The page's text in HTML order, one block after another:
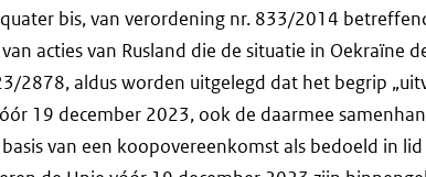
bis, van verordening nr. 833/2014
acties van Rusland die de situatie in Oekraïne
2878, aldus worden uitgelegd dat het begrip
19 december 2023, ook de daarmee
van een koopovereenkomst als bedoeld in